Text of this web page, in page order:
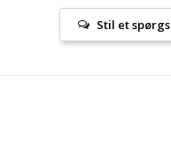
Stil et